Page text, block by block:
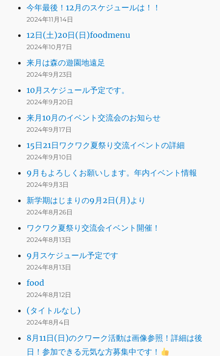
今年最後！12月のスケジュールは！！
2024年11月14日
12日(土)20日(日)foodmenu
2024年10月7日
来月は森の遊園地遠足
2024年9月23日
10月スケジュール予定です。
2024年9月20日
来月10月のイベント交流会のお知らせ
2024年9月17日
15日21日ワクワク夏祭り交流イベントの詳細
2024年9月10日
9月もよろしくお願いします。年内イベント情報
2024年9月3日
新学期はじまりの9月2日(月)より
2024年8月26日
ワクワク夏祭り交流会イベント開催！
2024年8月13日
9月スケジュール予定です
2024年8月13日
food
2024年8月12日
(タイトルなし)
2024年8月4日
8月11日(日)のクワーク活動は画像参照！詳細は後
日！参加できる元気な方募集中です！